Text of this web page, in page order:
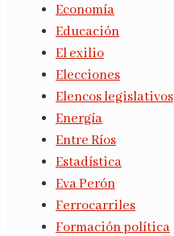
Economía
Educación
El exilio
Elecciones
Elencos legislativos
Energía
Entre Ríos
Estadística
Eva Perón
Ferrocarriles
Formación política